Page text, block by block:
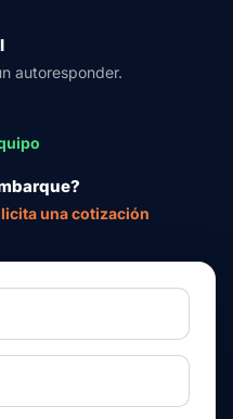
autoresponder.
una cotización